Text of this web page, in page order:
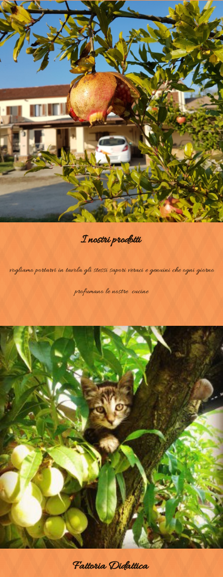
I nostri prodotti
vogliamo portarvi in tavola gli stessi sapori veraci e genuini che ogni giorno
profumano le nostre cucine
Fattoria Didattica